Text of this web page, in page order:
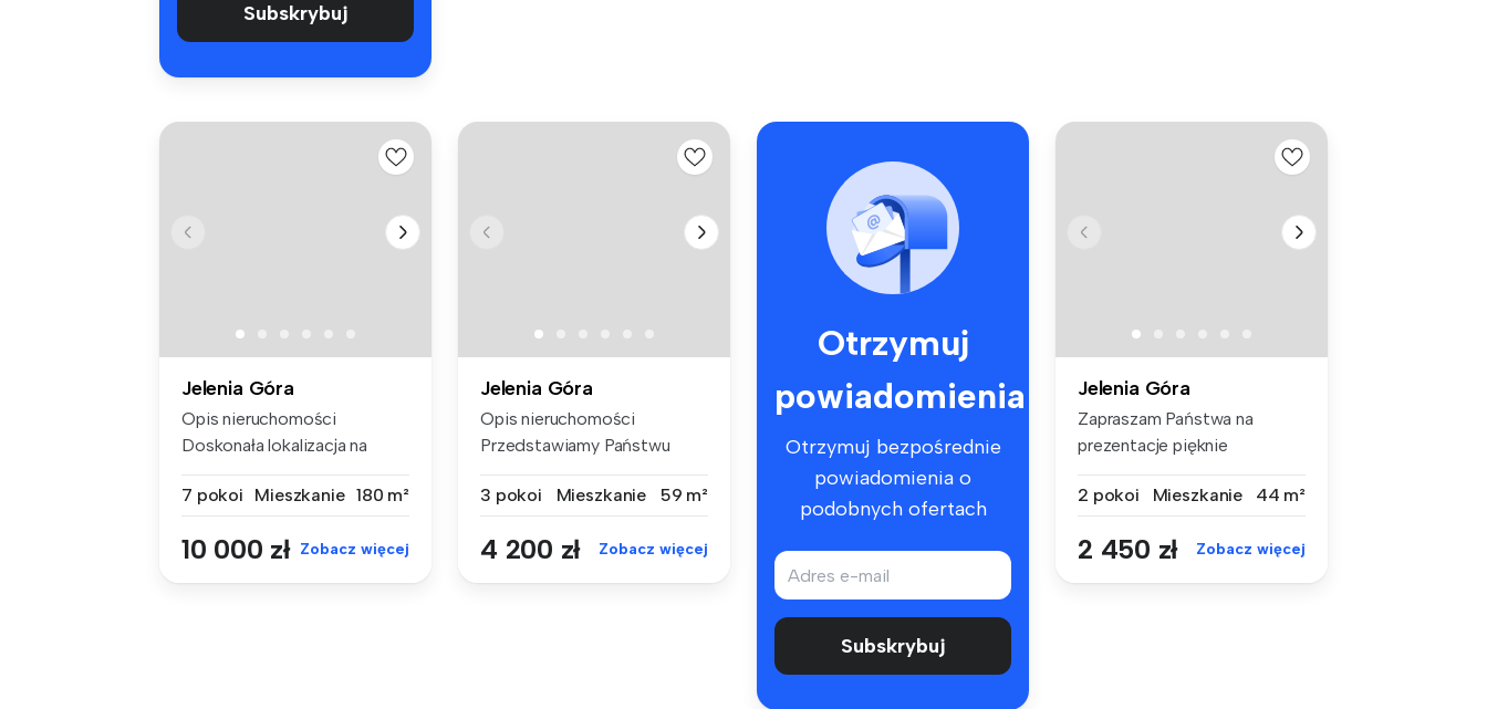
Subskrybuj
Jelenia Góra
Opis nieruchomości
Doskonała lokalizacja na
7 pokoi
Mieszkanie 180 m²
10 000 zł Zobacz więcej
Jelenia Góra
Opis nieruchomości
Przedstawiamy Państwu
3 pokoi
Mieszkanie 59 m²
4 200 zł Zobacz więcej
Otrzymuj
powiadomienia
Otrzymuj bezpośrednie
powiadomienia o
podobnych ofertach
Subskrybuj
Jelenia Góra
Zapraszam Państwa na
prezentacje pięknie
2 pokoi
Mieszkanie 44 m²
2 450 zł Zobacz więcej